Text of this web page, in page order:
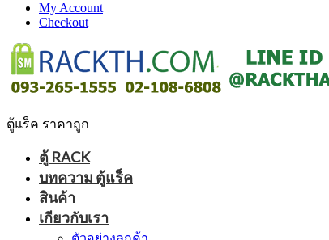
My Account
Checkout
ตู้แร็ค ราคาถูก
ตู้ RACK
บทความ ตู้แร็ค
สินค้า
เกียวกับเรา